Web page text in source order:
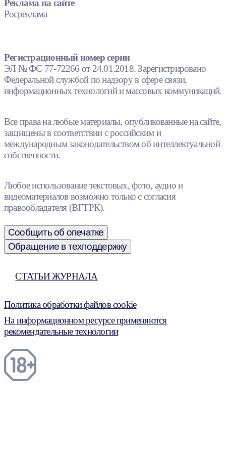
Реклама на сайте
Росреклама
Регистрационный номер серии
ЭЛ № ФС 77-72266 от 24.01.2018. Зарегистрировано
Федеральной службой по надзору в сфере связи,
информационных технологий и массовых коммуникаций.
Все права на любые материалы, опубликованные на сайте,
защищены в соответствии с российским и
международным законодательством об интеллектуальной
собственности.
Любое использование текстовых, фото, аудио и
видеоматериалов возможно только с согласия
правообладателя (ВГТРК).
Сообщить об опечатке
Обращение в техподдержку
СТАТЬИ ЖУРНАЛА
Политика обработки файлов cookie
На информационном ресурсе применяются
рекомендательные технологии